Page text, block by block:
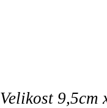
Velikost 9,5cm